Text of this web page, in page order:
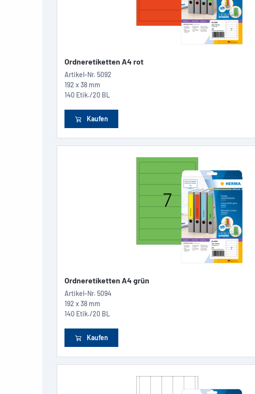
Ordneretiketten A4 rot
Artikel-Nr. 5092
192 x 38 mm
140 Etik./20 BL
Kaufen
Ordneretiketten A4 grün
Artikel-Nr. 5094
192 x 38 mm
140 Etik./20 BL
Kaufen